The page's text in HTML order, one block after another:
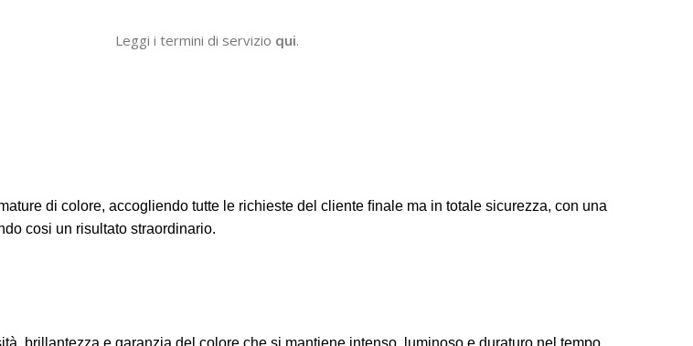
Leggi i termini di servizio qui.
di colore, accogliendo tutte le richieste del cliente ﬁnale ma in totale sicurezza, con una
cosi un risultato straordinario.